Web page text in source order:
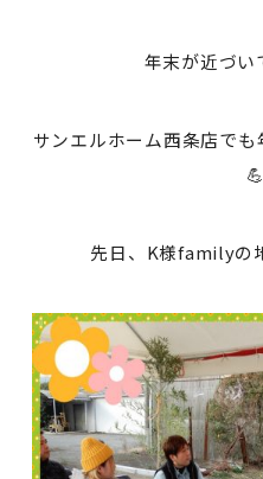
年末が近づい
サンエルホーム西条店で
先日、K様familyの